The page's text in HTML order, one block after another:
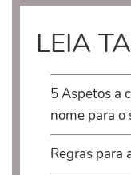
LEIA
5 Aspetos a
nome para o
Regras para